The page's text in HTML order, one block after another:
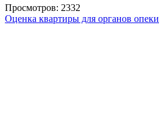
Просмотров: 2332
Оценка квартиры для органов опеки